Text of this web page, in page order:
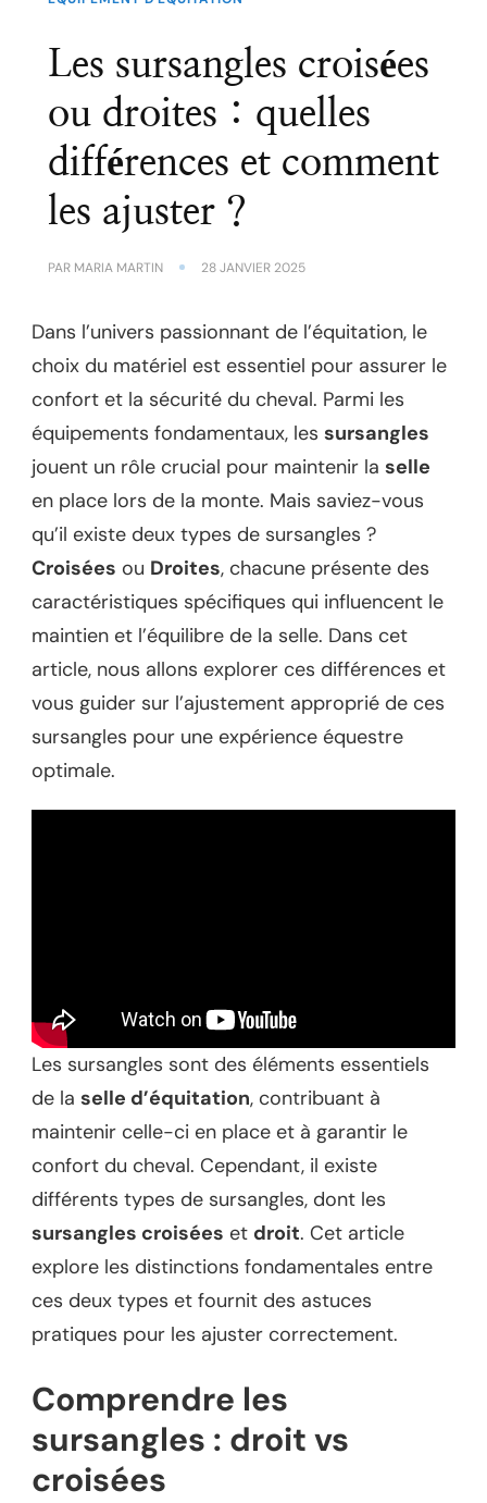
Les sursangles croisées
ou droites : quelles
différences et comment
les ajuster ?
PAR MARIA MARTIN 28 JANVIER 2025
Dans l’univers passionnant de l’équitation, le
choix du matériel est essentiel pour assurer le
confort et la sécurité du cheval. Parmi les
équipements fondamentaux, les sursangles
jouent un rôle crucial pour maintenir la selle
en place lors de la monte. Mais saviez-vous
qu’il existe deux types de sursangles ?
Croisées ou Droites, chacune présente des
caractéristiques spécifiques qui influencent le
maintien et l’équilibre de la selle. Dans cet
article, nous allons explorer ces différences et
vous guider sur l’ajustement approprié de ces
sursangles pour une expérience équestre
optimale.
Les sursangles sont des éléments essentiels
de la selle d’équitation, contribuant à
maintenir celle-ci en place et à garantir le
confort du cheval. Cependant, il existe
différents types de sursangles, dont les
sursangles croisées et droit. Cet article
explore les distinctions fondamentales entre
ces deux types et fournit des astuces
pratiques pour les ajuster correctement.
Comprendre les
sursangles : droit vs
croisées